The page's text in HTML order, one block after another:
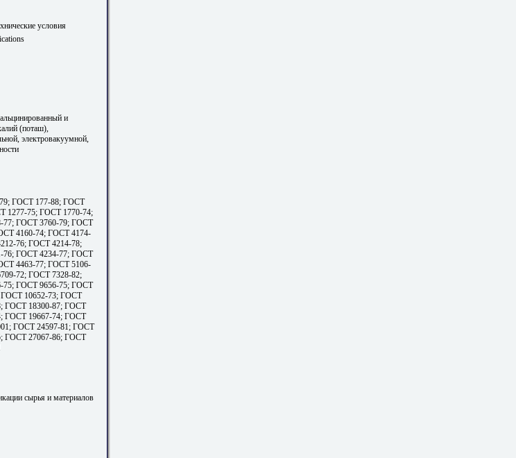
условия
и
(поташ),
электровакуумной,
ГОСТ 177-88; ГОСТ
1277-75; ГОСТ 1770-74;
77; ГОСТ 3760-79; ГОСТ
4160-74; ГОСТ 4174-
76; ГОСТ 4214-78;
76; ГОСТ 4234-77; ГОСТ
4463-77; ГОСТ 5106-
72; ГОСТ 7328-82;
75; ГОСТ 9656-75; ГОСТ
ГОСТ 10652-73; ГОСТ
ГОСТ 18300-87; ГОСТ
ГОСТ 19667-74; ГОСТ
ГОСТ 24597-81; ГОСТ
ГОСТ 27067-86; ГОСТ
сырья и материалов